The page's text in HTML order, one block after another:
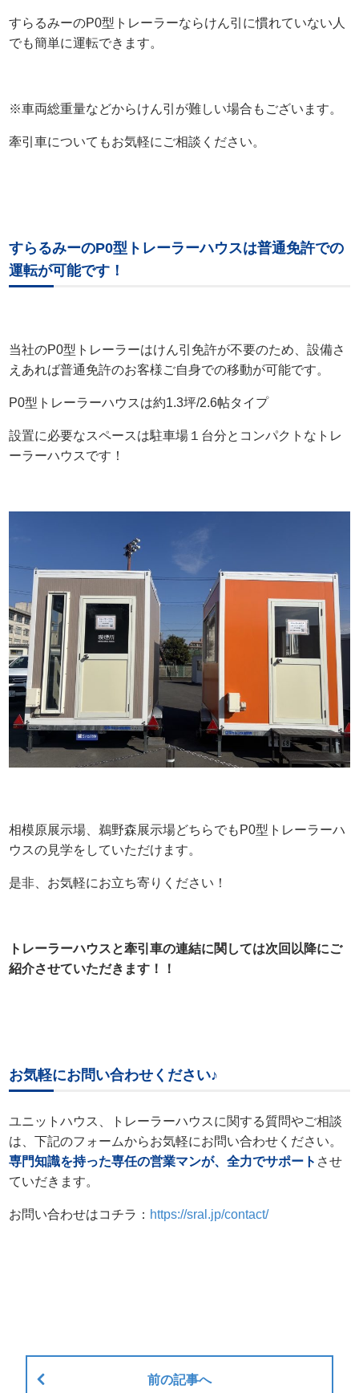
すらるみーのP0型トレーラーならけん引に慣れていない人
でも簡単に運転できます。
※車両総重量などからけん引が難しい場合もございます。
牽引車についてもお気軽にご相談ください。
すらるみーのP0型トレーラーハウスは普通免許での
運転が可能です！
当社のP0型トレーラーはけん引免許が不要のため、設備さ
えあれば普通免許のお客様ご自身での移動が可能です。
P0型トレーラーハウスは約1.3坪/2.6帖タイプ
設置に必要なスペースは駐車場１台分とコンパクトなトレ
ーラーハウスです！
相模原展示場、鵜野森展示場どちらでもP0型トレーラーハ
ウスの見学をしていただけます。
是非、お気軽にお立ち寄りください！
トレーラーハウスと牽引車の連結に関しては次回以降にご
紹介させていただきます！！
お気軽にお問い合わせください♪
ユニットハウス、トレーラーハウスに関する質問やご相談
は、下記のフォームからお気軽にお問い合わせください。
専門知識を持った専任の営業マンが、全力でサポート させ
ていだきます。
お問い合わせはコチラ： https://sral.jp/contact/
前の記事へ